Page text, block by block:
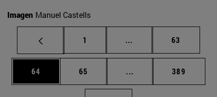
Imagen Manuel Castells
Página
1 ... Páginas intermedias
Página
63
Página
64 Página
65 ... Páginas intermedias
Página
389